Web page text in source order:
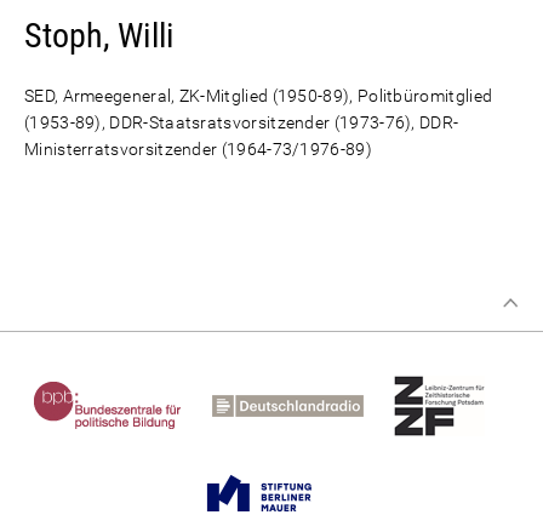
Stoph, Willi
SED, Armeegeneral, ZK-Mitglied (1950-89), Politbüromitglied
(1953-89), DDR-Staatsratsvorsitzender (1973-76), DDR-
Ministerratsvorsitzender (1964-73/1976-89)